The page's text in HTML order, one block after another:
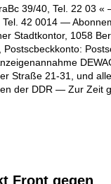
39/40, Tel. 22 03 «
Tel. 42 0014 —
Stadtkontor, 1058
Straße 21-31, und
der DDR — Zur Zeit
Front gegen